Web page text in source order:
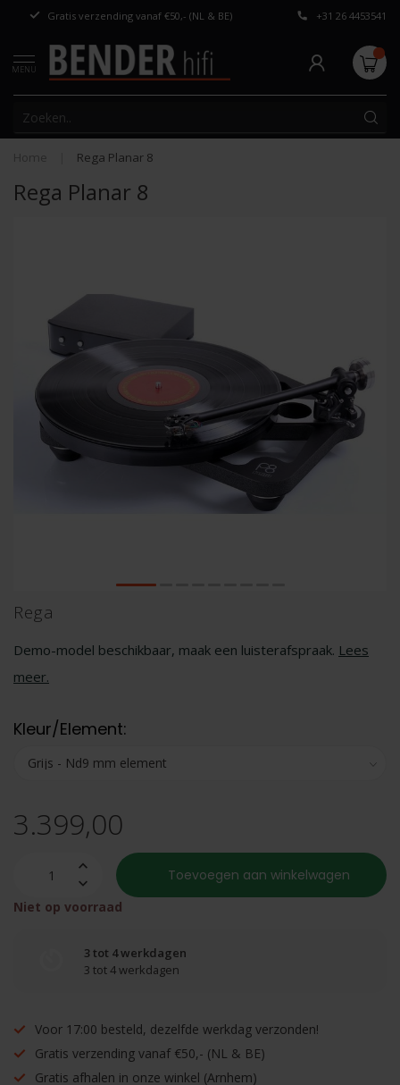
Gratis verzending vanaf €50,- (NL & BE) Persoonlijk
+31 26 4453541
MENU
Home Rega Planar 8
Rega Planar 8
Rega
Demo-model beschikbaar, maak een luisterafspraak. Lees
meer.
Kleur/Element:
3.399,00
Toevoegen aan winkelwagen
Niet op voorraad
3 tot 4 werkdagen
3 tot 4 werkdagen
Voor 17:00 besteld, dezelfde werkdag verzonden!
Gratis verzending vanaf €50,- (NL & BE)
Gratis afhalen in onze winkel (Arnhem)